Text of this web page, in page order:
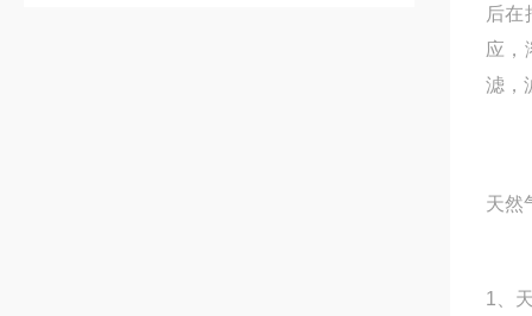
后在
应，
滤，
天然
1、